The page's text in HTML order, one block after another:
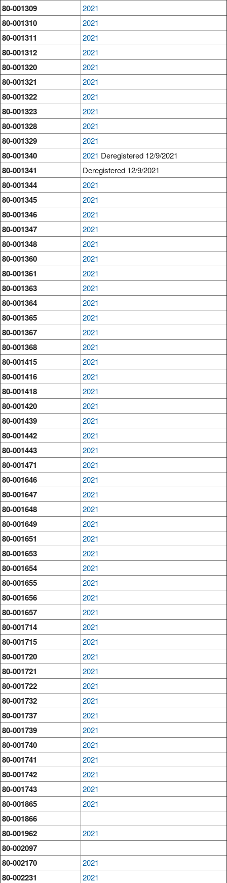
80-001309 2021
80-001310 2021
80-001311 2021
80-001312 2021
80-001320 2021
80-001321 2021
80-001322 2021
80-001323 2021
80-001328 2021
80-001329 2021
80-001340 2021 Deregistered 12/9/2021
80-001341 Deregistered 12/9/2021
80-001344 2021
80-001345 2021
80-001346 2021
80-001347 2021
80-001348 2021
80-001360 2021
80-001361 2021
80-001363 2021
80-001364 2021
80-001365 2021
80-001367 2021
80-001368 2021
80-001415 2021
80-001416 2021
80-001418 2021
80-001420 2021
80-001439 2021
80-001442 2021
80-001443 2021
80-001471 2021
80-001646 2021
80-001647 2021
80-001648 2021
80-001649 2021
80-001651 2021
80-001653 2021
80-001654 2021
80-001655 2021
80-001656 2021
80-001657 2021
80-001714 2021
80-001715 2021
80-001720 2021
80-001721 2021
80-001722 2021
80-001732 2021
80-001737 2021
80-001739 2021
80-001740 2021
80-001741 2021
80-001742 2021
80-001743 2021
80-001865 2021
80-001866
80-001962
2021
80-002097
80-002170
2021
80-002231 2021